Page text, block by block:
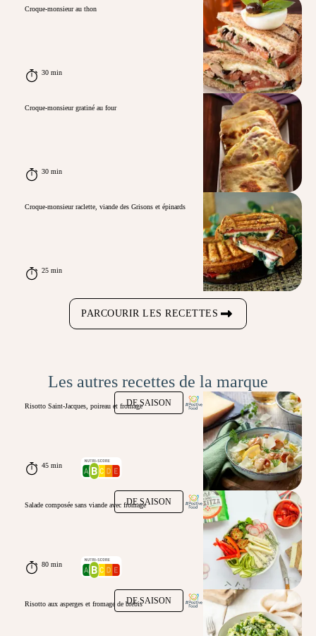
Croque-monsieur au thon
30 min
Croque-monsieur gratiné au four
30 min
Croque-monsieur raclette, viande des Grisons et épinards
25 min
PARCOURIR LES RECETTES
Les autres recettes de la marque
DE SAISON
Risotto Saint-Jacques, poireau et fromage
45 min
DE SAISON
Salade composée sans viande avec fromage
80 min
DE SAISON
Risotto aux asperges et fromage de brebis